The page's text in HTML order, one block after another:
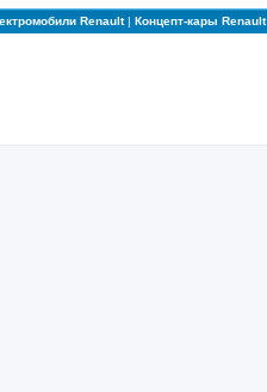
Renault| Концепт-кары Renault